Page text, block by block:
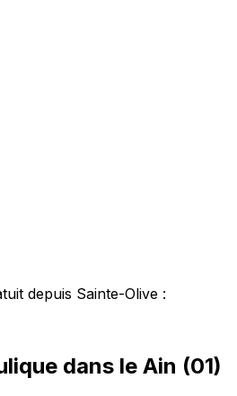
depuis Sainte-Olive :
dans le Ain (01)